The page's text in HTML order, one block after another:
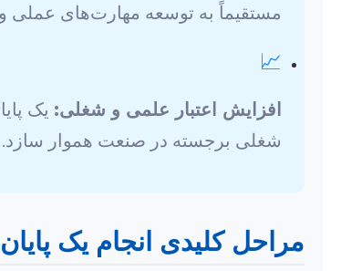
مستقیماً به توسعه مهارت‌های عملی
📈
افزایش اعتبار علمی و شغلی: یک
شغلی برجسته در صنعت هموار سازد.
مراحل کلیدی انجام یک